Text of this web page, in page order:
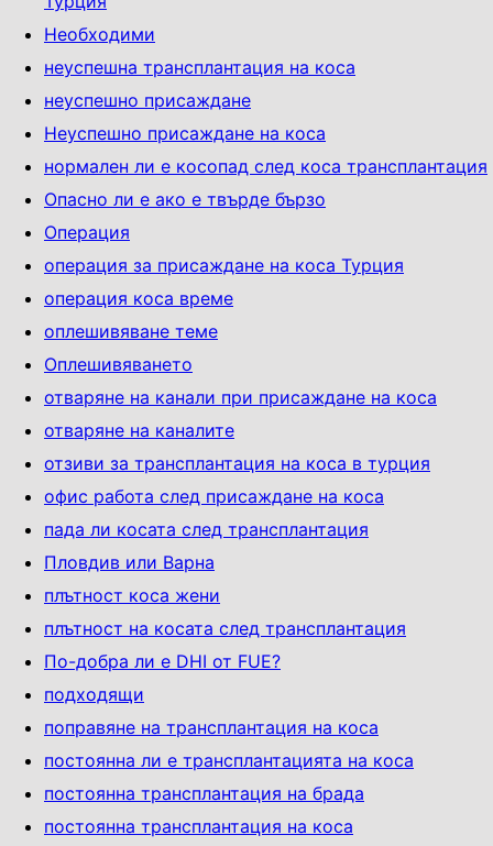
Необходими
неуспешна трансплантация на коса
неуспешно присаждане
Неуспешно присаждане на коса
нормален ли е косопад след коса трансплантация
Опасно ли е ако е твърде бързо
Операция
операция за присаждане на коса Турция
операция коса време
оплешивяване теме
Оплешивяването
отваряне на канали при присаждане на коса
отваряне на каналите
отзиви за трансплантация на коса в турция
офис работа след присаждане на коса
пада ли косата след трансплантация
Пловдив или Варна
плътност коса жени
плътност на косата след трансплантация
По-добра ли е DHI от FUE?
подходящи
поправяне на трансплантация на коса
постоянна ли е трансплантацията на коса
постоянна трансплантация на брада
постоянна трансплантация на коса